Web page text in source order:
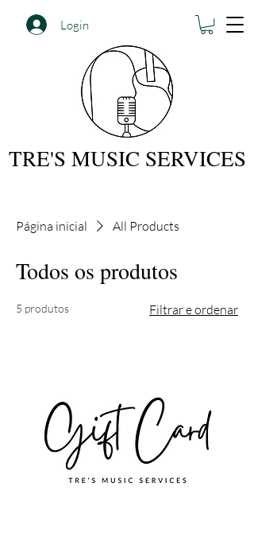
Login
TRE'S MUSIC SERVICES
Página inicial All Products
Todos os produtos
5 produtos Filtrar e ordenar